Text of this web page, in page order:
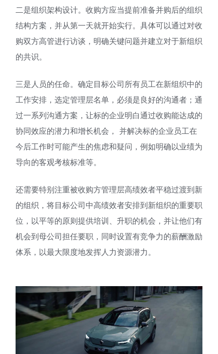
二是组织架构设计。收购方应当提前准备并购后的组织
结构方案，并从第一天就开始实行。具体可以通过对收
购双方高管进行访谈，明确关键问题并建立对于新组织
的共识。
三是人员的任命。确定目标公司所有员工在新组织中的
工作安排，选定管理层名单，必须是良好的沟通者；通
过一系列沟通方案，让标的企业明白通过收购能达成的
协同效应的潜力和增长机会， 并解决标的企业员工在
今后工作时可能产生的焦虑和疑问，例如明确以业绩为
导向的客观考核标准等。
还需要特别注重被收购方管理层高绩效者平稳过渡到新
的组织，将目标公司中高绩效者安排到新组织的重要职
位，以平等的原则提供培训、升职的机会，并让他们有
机会到母公司担任要职，同时设置有竞争力的薪酬激励
体系，以最大限度地发挥人力资源潜力。